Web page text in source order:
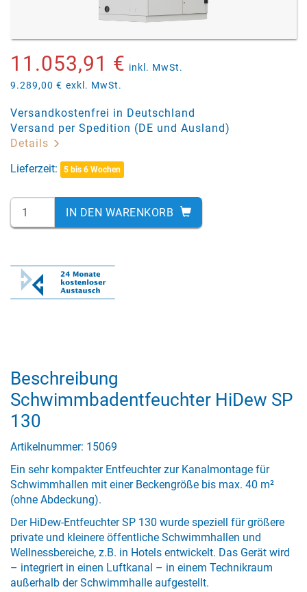
11.053,91 € inkl. MwSt.
9.289,00 € exkl. MwSt.
Versandkostenfrei in Deutschland
Versand per Spedition (DE und Ausland)
Details
Lieferzeit:
5 bis 6 Wochen
IN DEN WARENKORB
Beschreibung
Schwimmbadentfeuchter HiDew SP
130
Artikelnummer: 15069
Ein sehr kompakter Entfeuchter zur Kanalmontage für
Schwimmhallen mit einer Beckengröße bis max. 40 m²
(ohne Abdeckung).
Der HiDew-Entfeuchter SP 130 wurde speziell für größere
private und kleinere öffentliche Schwimmhallen und
Wellnessbereiche, z.B. in Hotels entwickelt. Das Gerät wird
– integriert in einen Luftkanal – in einem Technikraum
außerhalb der Schwimmhalle aufgestellt.